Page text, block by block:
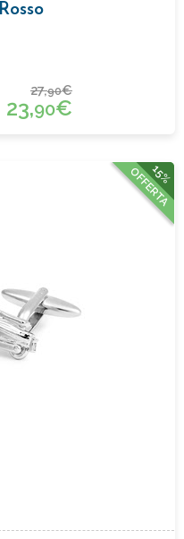
27,90€
23,90€
15%
OFFERTA